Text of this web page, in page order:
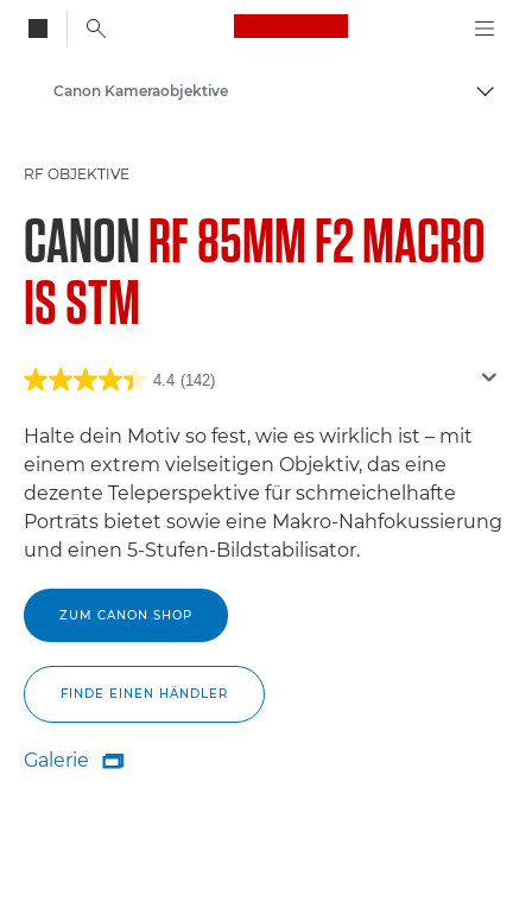
Canon Logo, back
Auf
Canon Kameraobjektive
RF OBJEKTIVE
CANONRF 85MM F2 MACRO
IS STM
4.4 (142)
Halte dein Motiv so fest, wie es wirklich ist – mit
einem extrem vielseitigen Objektiv, das eine
dezente Teleperspektive für schmeichelhafte
Porträts bietet sowie eine Makro-Nahfokussierung
und einen 5-Stufen-Bildstabilisator.
ZUM CANON SHOP
FINDE EINEN HÄNDLER
Galerie
Galerie
